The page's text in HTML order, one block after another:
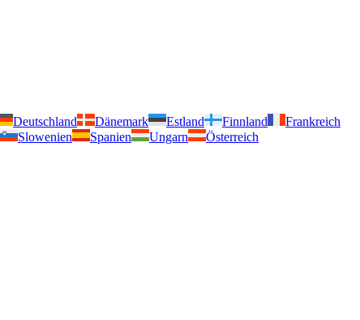
Deutschland Dänemark Estland Finnland
Frankreich
Slowenien Spanien Ungarn Österreich